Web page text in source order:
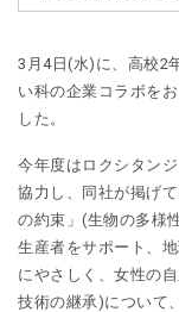
3月4日(水)に、高校2
い科の企業コラボを
した。
今年度はロクシタン
協力し、同社が掲げ
の約束」(生物の多様
生産者をサポート、
にやさしく、女性の
技術の継承)について